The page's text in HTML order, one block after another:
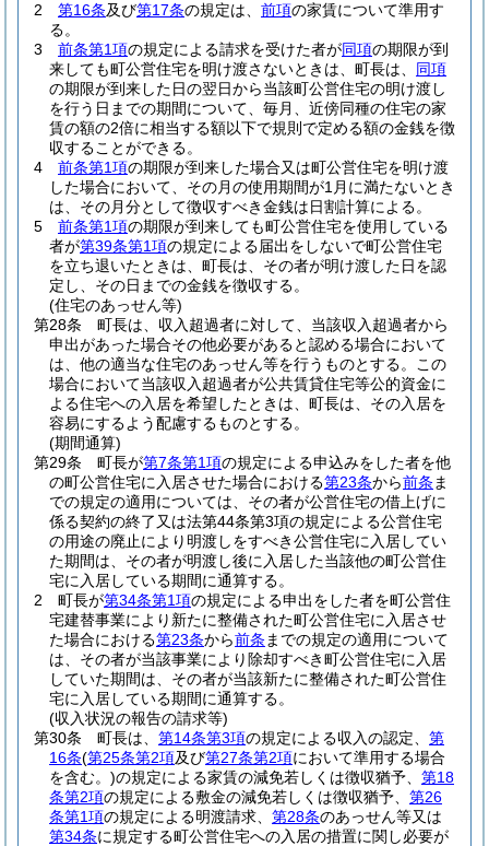
2
第16条及び第17条の規定は、 前項の家賃について準用す
る。
3
前条第1項の規定による請求を受けた者が同項の期限が到
来しても町公営住宅を明け渡さないときは、町長は、 同項
の期限が到来した日の翌日から当該町公営住宅の明け渡し
を行う日までの期間について、毎月、近傍同種の住宅の家
賃の額の2倍に相当する額以下で規則で定める額の金銭を徴
収することができる。
4
前条第1項の期限が到来した場合又は町公営住宅を明け渡
した場合において、その月の使用期間が1月に満たないとき
は、その月分として徴収すべき金銭は日割計算による。
5
前条第1項の期限が到来しても町公営住宅を使用している
者が第39条第1項の規定による届出をしないで町公営住宅
を立ち退いたときは、町長は、その者が明け渡した日を認
定し、その日までの金銭を徴収する。
(住宅のあっせん等)
第28条
町長は、収入超過者に対して、当該収入超過者から
申出があった場合その他必要があると認める場合において
は、他の適当な住宅のあっせん等を行うものとする。
この
場合において当該収入超過者が公共賃貸住宅等公的資金に
よる住宅への入居を希望したときは、町長は、その入居を
容易にするよう配慮するものとする。
(期間通算)
第29条
町長が第7条第1項の規定による申込みをした者を他
の町公営住宅に入居させた場合における第23条から前条 ま
での規定の適用については、その者が公営住宅の借上げに
係る契約の終了又は法第44条第3項の規定による公営住宅
の用途の廃止により明渡しをすべき公営住宅に入居してい
た期間は、その者が明渡し後に入居した当該他の町公営住
宅に入居している期間に通算する。
2
町長が第34条第1項の規定による申出をした者を町公営住
宅建替事業により新たに整備された町公営住宅に入居させ
た場合における第23条から前条 までの規定の適用について
は、その者が当該事業により除却すべき町公営住宅に入居
していた期間は、その者が当該新たに整備された町公営住
宅に入居している期間に通算する。
(収入状況の報告の請求等)
第30条
町長は、 第14条第3項の規定による収入の認定、 第
16条(第25条第2項及び第27条第2項において準用する場合
を含む。)の規定による家賃の減免若しくは徴収猶予、 第18
条第2項の規定による敷金の減免若しくは徴収猶予、 第26
条第1項の規定による明渡請求、 第28条のあっせん等又は
第34条に規定する町公営住宅への入居の措置に関し必要が